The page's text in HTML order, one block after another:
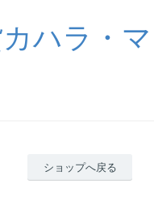
ハラ・マ
ショップへ戻る